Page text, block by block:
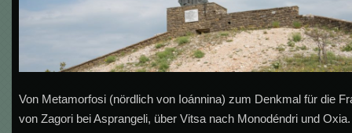
Von Metamorfosi (nördlich von Ioánnina) zum Denkmal für die
von Zagori bei Asprangeli, über Vitsa nach Monodéndri und Oxia.